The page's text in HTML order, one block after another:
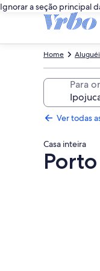
Ignorar a seção principal
Home
Para
Ver todas
Casa inteira